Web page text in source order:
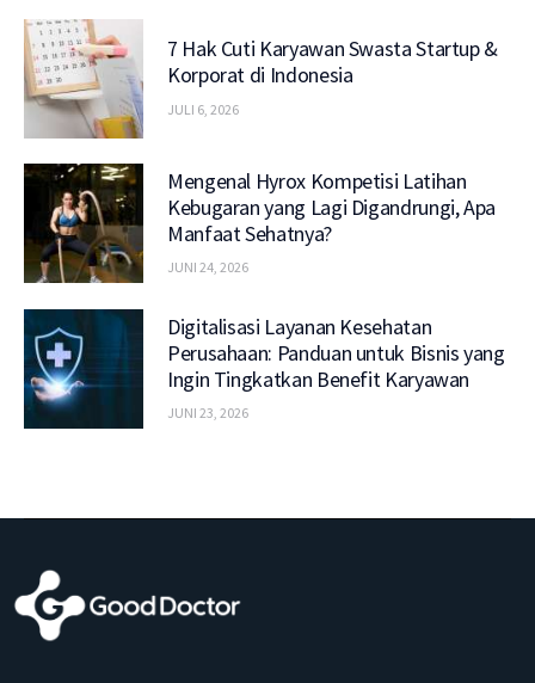
7 Hak Cuti Karyawan Swasta Startup &
Korporat di Indonesia
JULI 6, 2026
Mengenal Hyrox Kompetisi Latihan
Kebugaran yang Lagi Digandrungi, Apa
Manfaat Sehatnya?
JUNI 24, 2026
Digitalisasi Layanan Kesehatan
Perusahaan: Panduan untuk Bisnis yang
Ingin Tingkatkan Benefit Karyawan
JUNI 23, 2026